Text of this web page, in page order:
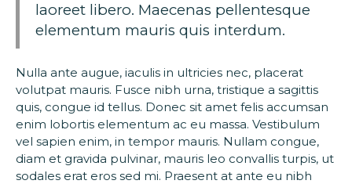
laoreet libero. Maecenas pellentesque
elementum mauris quis interdum.
Nulla ante augue, iaculis in ultricies nec, placerat
volutpat mauris. Fusce nibh urna, tristique a sagittis
quis, congue id tellus. Donec sit amet felis accumsan
enim lobortis elementum ac eu massa. Vestibulum
vel sapien enim, in tempor mauris. Nullam congue,
diam et gravida pulvinar, mauris leo convallis turpis, ut
sodales erat eros sed mi. Praesent at ante eu nibh